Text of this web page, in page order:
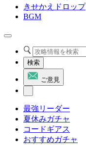
きせかえドロップ
BGM
検索
ご意見
最強リーダー
夏休みガチャ
コードギアス
おすすめガチャ